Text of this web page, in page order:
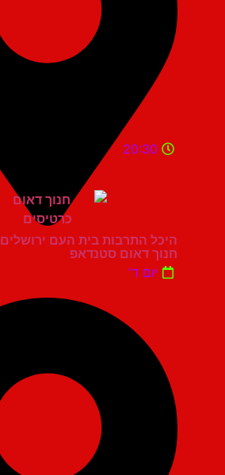
היכל התרבות בית העם ירושלים
20:30
חנוך דאום סטנדאפ
יום ד'